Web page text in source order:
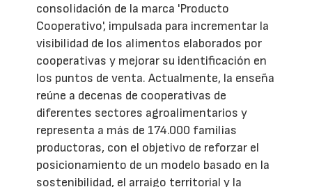
consolidación de la marca 'Producto
Cooperativo', impulsada para incrementar la
visibilidad de los alimentos elaborados por
cooperativas y mejorar su identificación en
los puntos de venta. Actualmente, la enseña
reúne a decenas de cooperativas de
diferentes sectores agroalimentarios y
representa a más de 174.000 familias
productoras, con el objetivo de reforzar el
posicionamiento de un modelo basado en la
sostenibilidad, el arraigo territorial y la